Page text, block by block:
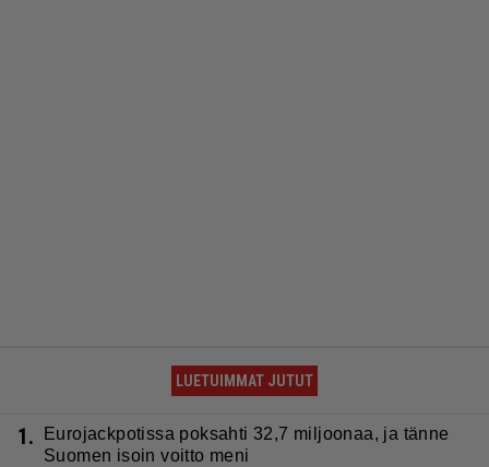
LUETUIMMAT JUTUT
1.
Eurojackpotissa poksahti 32,7 miljoonaa, ja tänne
Suomen isoin voitto meni